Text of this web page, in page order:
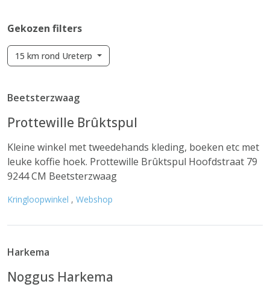
Gekozen filters
15 km rond Ureterp
Beetsterzwaag
Prottewille Brûktspul
Kleine winkel met tweedehands kleding, boeken etc met
leuke koffie hoek. Prottewille Brûktspul Hoofdstraat 79
9244 CM Beetsterzwaag
Kringloopwinkel , Webshop
Harkema
Noggus Harkema